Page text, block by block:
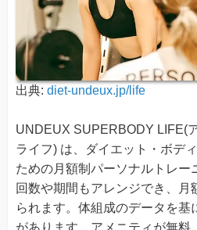
出典: diet-undeux.jp/life
UNDEUX SUPERBODY LIFE(
ライフ) は、ダイエット・ボデ
ための月額制パーソナルトレー
回数や期間もアレンジでき、月
られます。体組成のデータを基